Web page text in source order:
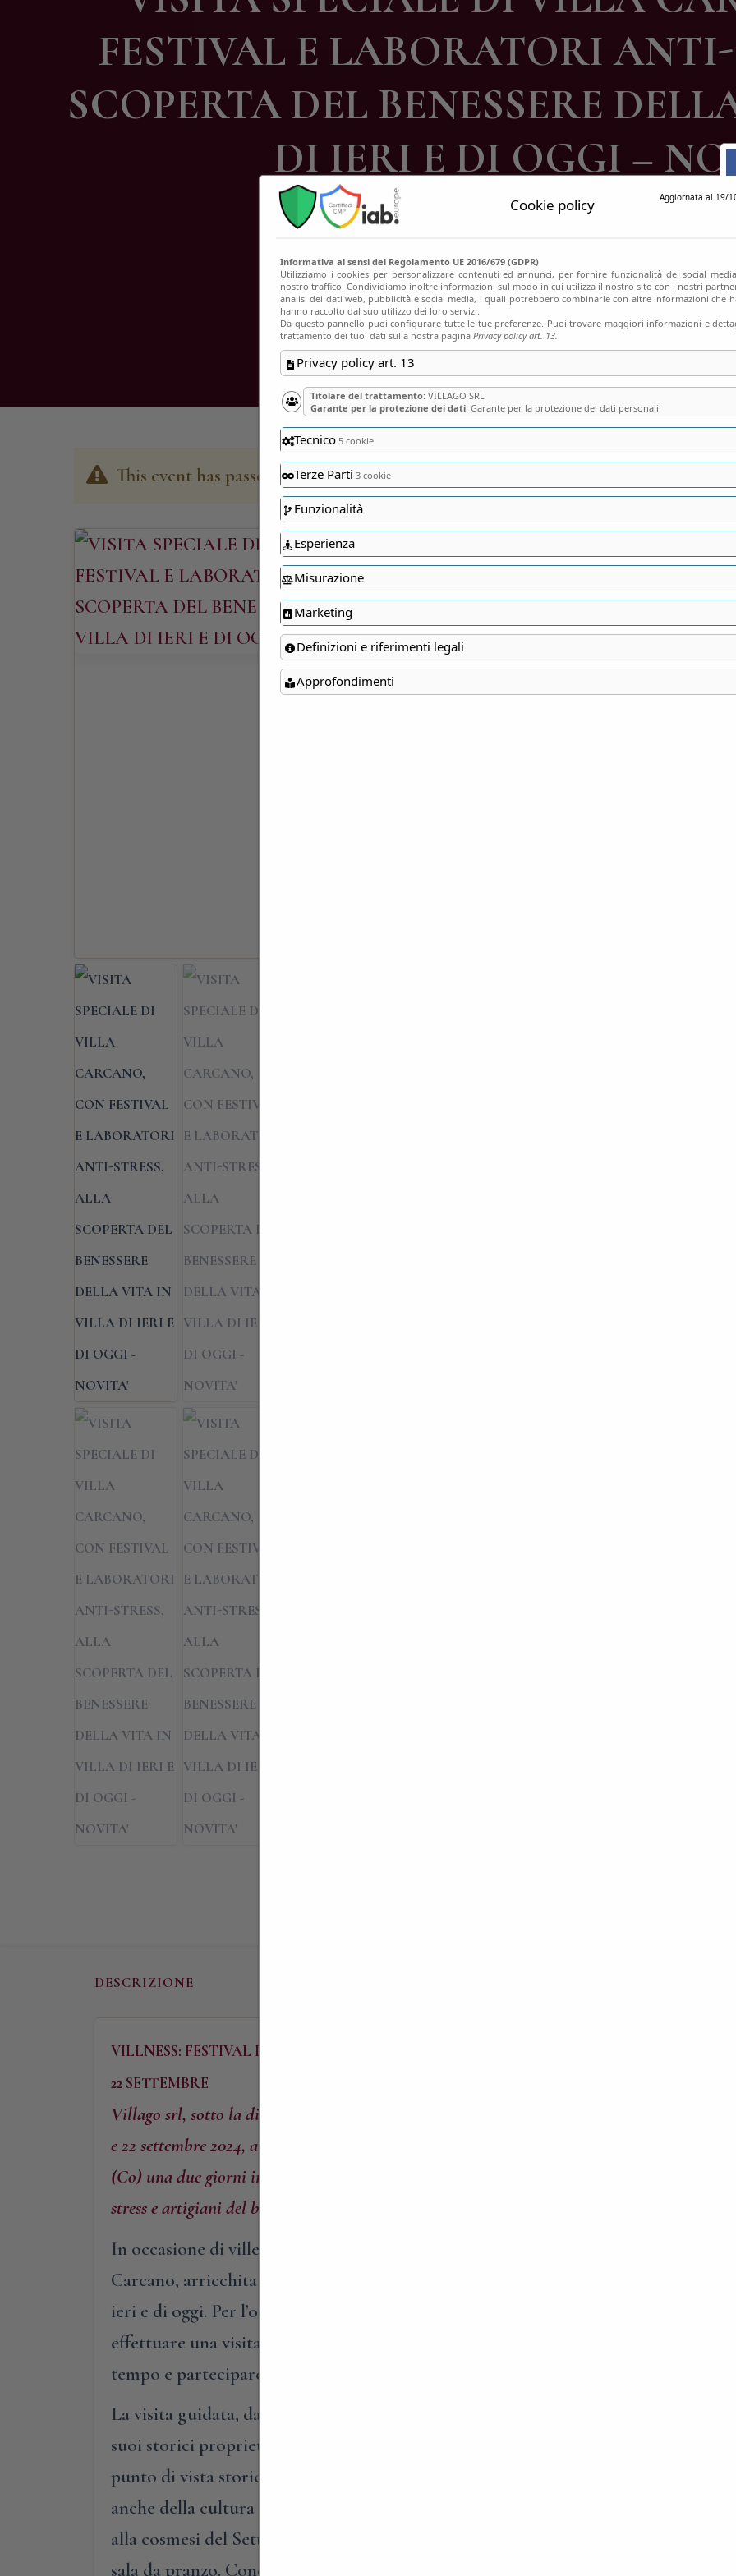
FESTIVAL E LABORATORI
SCOPERTA DEL BENESSERE
DI IERI E DI OGGI –
Contatti
This event has passed
VISITA SPECIALE
FESTIVAL E
SCOPERTA DEL
VILLA DI IERI E DI
Inserisci qui sotto il
DESCRIZIONE
VILLNESS: FESTIVAL DEL BENESSERE, DELLE TERAPIE ANTI-STRESS E DELLA VITA IN
22 SETTEMBRE
Villago srl, sotto la direzione scientifica di Paolo G. Bianchi I.P.H.M., International
e 22 settembre 2024, all’interno della manifestazione “Ville Aperte in Brianza”, organizza
(Co) una due giorni in cui produttori agricoli, venditori di prodotti naturali-fitoterapici,
stress e artigiani del benessere, espongono i loro prodotti naturali e mettono in mostra le loro
In occasione di ville Aperte in Brianza e dell’evento VILLNESS 2024, vi
Carcano, arricchita da stand di prodotti naturali e laboratori anti-stress, dedicata
ieri e di oggi. Per l’occasione, i visitatori potranno accedere agli “stand della
effettuare una visita guidata nei locali storici della dimora con approfondimento
tempo e partecipare ai laboratori anti-stress nel parco per un wellness
La visita guidata, data la tematica dell’evento, oltre alle informazioni storiche e
suoi storici proprietari, approfondirà i temi – toccati dagli stand e dai laboratori
punto di vista storico e culturale. Vi parleremo degli oli essenziali utilizzati nel rito
anche della cultura del sonno nelle dimore storiche ottocentesche; non
alla cosmesi del Settecento, agli svaghi rilassanti o alle merende romantiche del
sala da pranzo. Concluderemo l’itinerario con una rilassante visita del grande
Cookie policy Aggiornata al 19/
Informativa ai sensi del Regolamento UE 2016/679 (GDPR)
Utilizziamo i cookies per personalizzare contenuti ed annunci, per fornire funzionalità dei social
nostro traffico. Condividiamo inoltre informazioni sul modo in cui utilizza il nostro sito con i nostri
analisi dei dati web, pubblicità e social media, i quali potrebbero combinarle con altre informazioni che
hanno raccolto dal suo utilizzo dei loro servizi.
Da questo pannello puoi configurare tutte le tue preferenze. Puoi trovare maggiori informazioni e
trattamento dei tuoi dati sulla nostra pagina Privacy policy art. 13.
Privacy policy art. 13
Titolare del trattamento: VILLAGO SRL
Garante per la protezione dei dati: Garante per la protezione dei dati personali
Tecnico 5 cookie
Terze Parti 3 cookie
Funzionalità
Esperienza
Misurazione
Marketing
Definizioni e riferimenti legali
Approfondimenti